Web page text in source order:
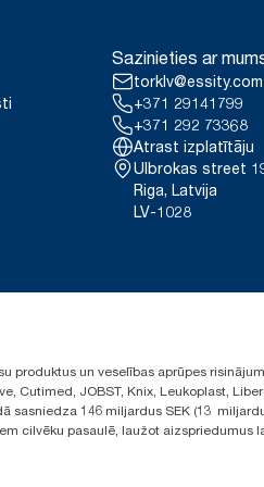
Sazinieties ar
torklv@essity.com
+371 29141799
+371 292 73368
Atrast izplatītāju
Ulbrokas street
Riga, Latvija
LV-1028
produktus un veselības aprūpes
Cutimed, JOBST, Knix, Leukoplast,
sasniedza 146 miljardus SEK (13
cilvēku pasaulē, laužot aizspriedumus